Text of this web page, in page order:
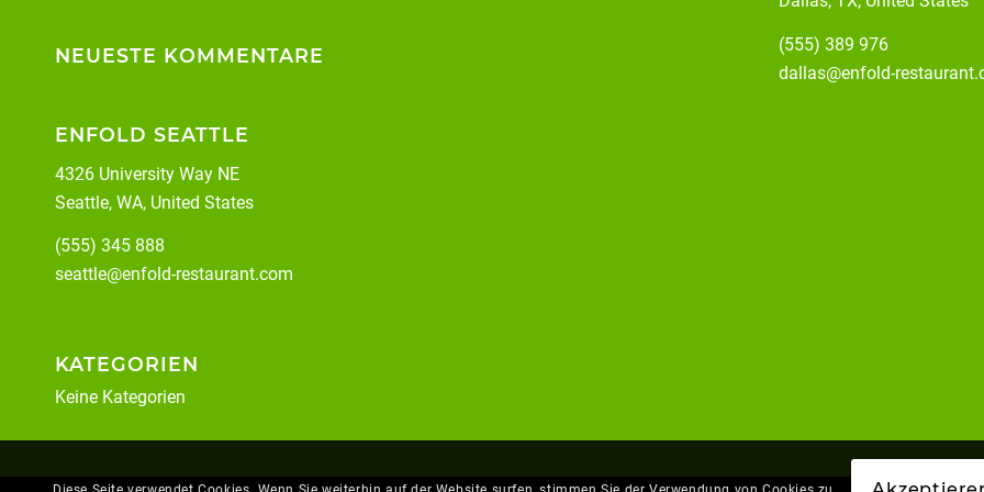
NEUESTE KOMMENTARE
ENFOLD SEATTLE
4326 University Way NE
Seattle, WA, United States
(555) 345 888
seattle@enfold-restaurant.com
KATEGORIEN
Keine Kategorien
(555) 389 976
dallas@enfold-